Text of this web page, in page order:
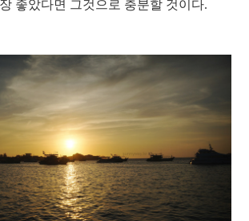
좋았다면 그것으로 충분할 것이다.